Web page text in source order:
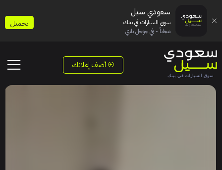
أضف إعلانك
سعودي سيل
سوق السيارات في بيتك
مجاناً - في جوجل بلاي
تحميل